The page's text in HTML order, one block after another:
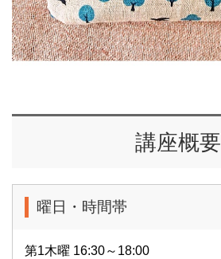
講座概要
曜日・時間帯
第1木曜 16:30～18:00